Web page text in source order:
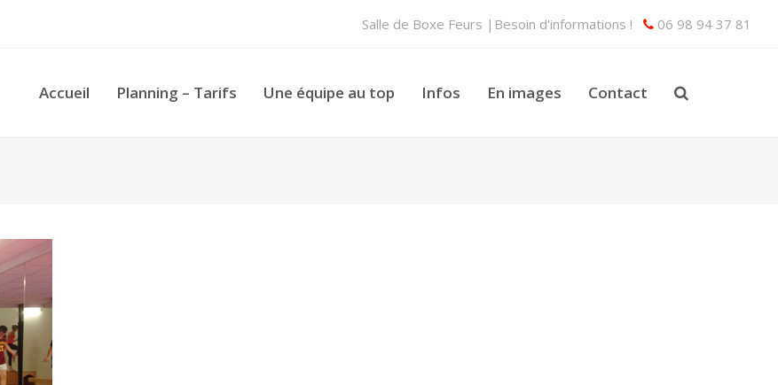
Salle de Boxe Feurs |Besoin d'informations ! 06 98 94 37 81
Accueil Planning – Tarifs Une équipe au top Infos En images Contact